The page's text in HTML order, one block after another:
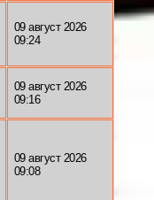
09 август 2026
09:24
09 август 2026
09:16
09 август 2026
09:08